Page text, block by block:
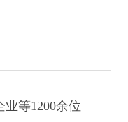
等1200余位